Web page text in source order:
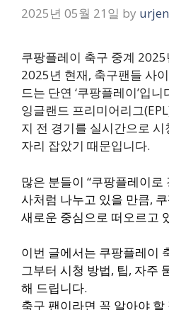
2025년 05월 21일 by
쿠팡플레이 축구 중계
2025년 현재, 축구팬들 사
드는 단연 ‘쿠팡플레이’입니
잉글랜드 프리미어리그
지 전 경기를 실시간으로
자리 잡았기 때문입니다.
많은 분들이 “쿠팡플레이로
사처럼 나누고 있을 만큼,
새로운 중심으로 떠오르고
이번 글에서는 쿠팡플레이
그부터 시청 방법, 팁, 자주
해 드립니다.
축구 팬이라면 꼭 알아야